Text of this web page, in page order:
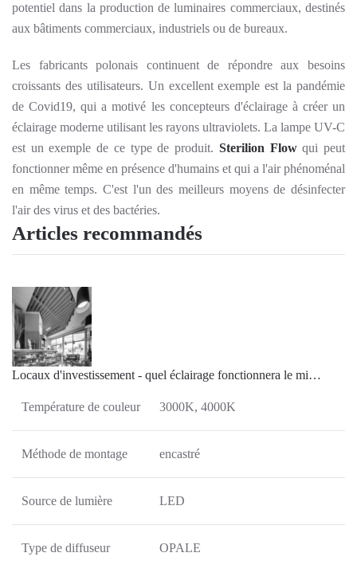
potentiel dans la production de luminaires commerciaux, destinés
aux bâtiments commerciaux, industriels ou de bureaux.
Les fabricants polonais continuent de répondre aux besoins
croissants des utilisateurs. Un excellent exemple est la pandémie
de Covid19, qui a motivé les concepteurs d'éclairage à créer un
éclairage moderne utilisant les rayons ultraviolets. La lampe UV-C
est un exemple de ce type de produit. Sterilion Flowqui peut
fonctionner même en présence d'humains et qui a l'air phénoménal
en même temps. C'est l'un des meilleurs moyens de désinfecter
l'air des virus et des bactéries.
Articles recommandés
Locaux d'investissement - quel éclairage fonctionnera le mi…
Température de couleur 3000K, 4000K
Méthode de montage encastré
Source de lumière LED
Type de diffuseur OPALE